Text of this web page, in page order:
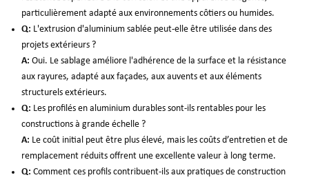
particulièrement adapté aux environnements côtiers ou humides.
Q: L'extrusion d'aluminium sablée peut-elle être utilisée dans des
projets extérieurs ?
A: Oui. Le sablage améliore l'adhérence de la surface et la résistance
aux rayures, adapté aux façades, aux auvents et aux éléments
structurels extérieurs.
Q: Les profilés en aluminium durables sont-ils rentables pour les
constructions à grande échelle ?
A: Le coût initial peut être plus élevé, mais les coûts d’entretien et de
remplacement réduits offrent une excellente valeur à long terme.
Q: Comment ces profils contribuent-ils aux pratiques de construction